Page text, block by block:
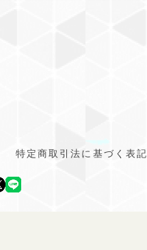
特定商取引法に基づく表記